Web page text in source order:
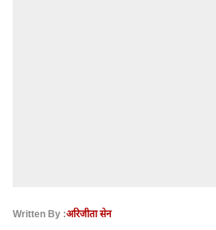
Written By :अरिजीता सेन